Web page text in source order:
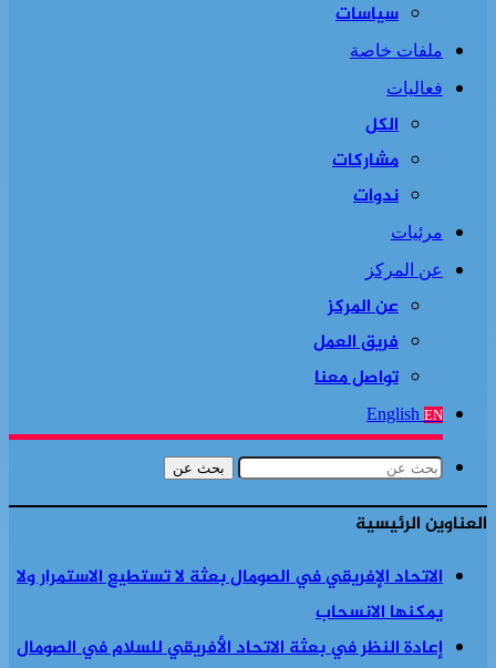
سياسات
ملفات خاصة
فعاليات
الكل
مشاركات
ندوات
مرئيات
عن المركز
عن المركز
فريق العمل
تواصل معنا
English EN
بحث عن
العناوين الرئيسية
الاتحاد الإفريقي في الصومال بعثة لا تستطيع الاستمرار ولا
يمكنها الانسحاب
إعادة النظر في بعثة الاتحاد الأفريقي للسلام في الصومال